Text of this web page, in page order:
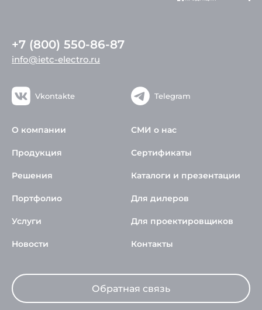
+7 (800) 550-86-87
info@ietc-electro.ru
Vkontakte Telegram
О компании
Продукция
Решения
Портфолио
Услуги
Новости
СМИ о нас
Сертификаты
Каталоги и презентации
Для дилеров
Для проектировщиков
Контакты
Обратная связь